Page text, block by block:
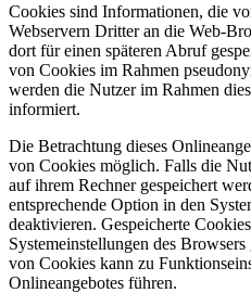
Cookies sind Informationen, die
Webservern Dritter an die Web-
dort für einen späteren Abruf
von Cookies im Rahmen
werden die Nutzer im Rahmen
informiert.
Die Betrachtung dieses
von Cookies möglich. Falls die
auf ihrem Rechner gespeichert
entsprechende Option in den
deaktivieren. Gespeicherte
Systemeinstellungen des
von Cookies kann zu
Onlineangebotes führen.